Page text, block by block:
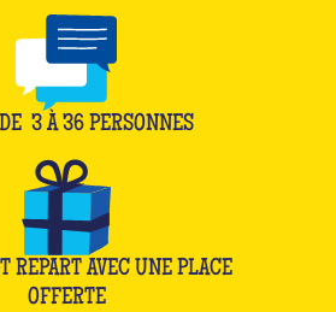
3 À 36 PERSONNES
REPART AVEC UNE PLACE
OFFERTE